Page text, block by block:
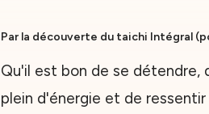
Par la découverte du taichi Intégral
Qu'il est bon de se détendre,
plein d'énergie et de